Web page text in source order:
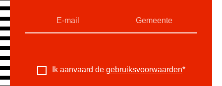
Ik aanvaard de gebruiksvoorwaarden*